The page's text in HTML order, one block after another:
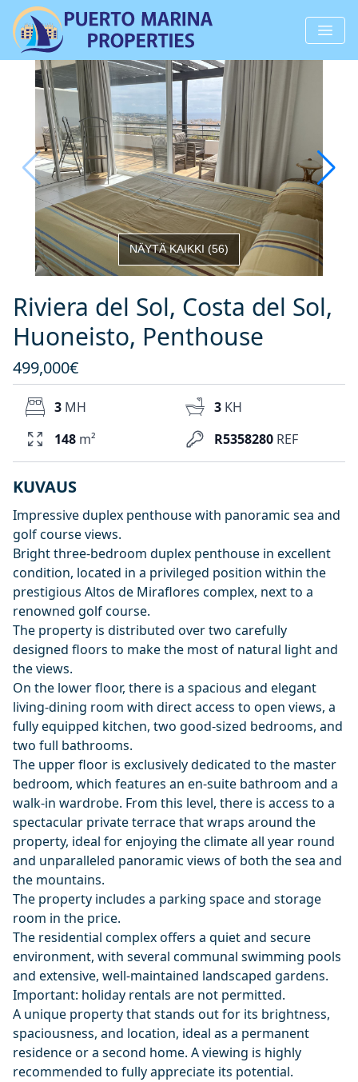
NÄYTÄ KAIKKI (56)
Riviera del Sol, Costa del Sol,
Huoneisto, Penthouse
499,000€
R5358280 REF
3 MH 3 KH
148 m²
KUVAUS
Impressive duplex penthouse with panoramic sea and
golf course views.
Bright three-bedroom duplex penthouse in excellent
condition, located in a privileged position within the
prestigious Altos de Miraflores complex, next to a
renowned golf course.
The property is distributed over two carefully
designed floors to make the most of natural light and
the views.
On the lower floor, there is a spacious and elegant
living-dining room with direct access to open views, a
fully equipped kitchen, two good-sized bedrooms, and
two full bathrooms.
The upper floor is exclusively dedicated to the master
bedroom, which features an en-suite bathroom and a
walk-in wardrobe. From this level, there is access to a
spectacular private terrace that wraps around the
property, ideal for enjoying the climate all year round
and unparalleled panoramic views of both the sea and
the mountains.
The property includes a parking space and storage
room in the price.
The residential complex offers a quiet and secure
environment, with several communal swimming pools
and extensive, well-maintained landscaped gardens.
Important: holiday rentals are not permitted.
A unique ‌property ‌that ‌stands ‌out ‌for its brightness,
spaciousness, and ‌location, ‌ideal ‌as a permanent
‌residence ‌or ‌a ‌second home. ‌A viewing is ‌highly
‌recommended ‌to ‌fully ‌appreciate ‌its ‌potential.